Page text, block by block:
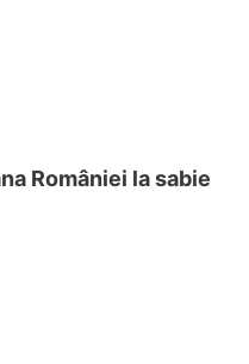
României la sabie